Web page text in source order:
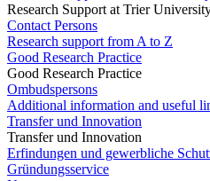
Research Support at Trier
Contact Persons
Research support from A to Z
Good Research Practice
Good Research Practice
Ombudspersons
Additional information and useful
Transfer und Innovation
Transfer und Innovation
Erfindungen und gewerbliche
Gründungsservice